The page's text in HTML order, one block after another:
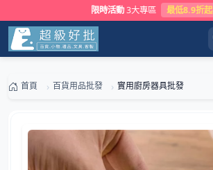
限時活動 3大專區 最低8.9折起
首頁 百貨用品批發 實用廚房器具批發